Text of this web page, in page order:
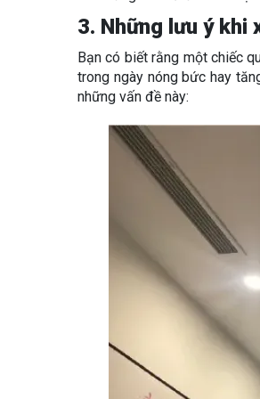
3. Những lưu ý khi
Bạn có biết rằng một chiếc
trong ngày nóng bức hay
những vấn đề này: